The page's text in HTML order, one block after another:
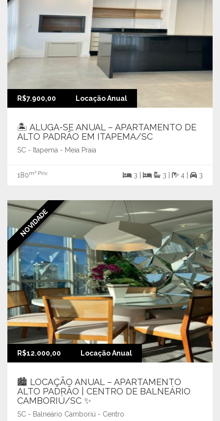
R$7.900,00 Locação Anual
🏝️ ALUGA-SE ANUAL – APARTAMENTO DE
ALTO PADRÃO EM ITAPEMA/SC
SC - Itapema - Meia Praia
180m² Priv. 3 | 3 | 4 | 3
NOVIDADE
R$12.000,00 Locação Anual
🏙️ LOCAÇÃO ANUAL – APARTAMENTO
ALTO PADRÃO | CENTRO DE BALNEÁRIO
CAMBORIÚ/SC ✨
SC - Balneário Camboriú - Centro